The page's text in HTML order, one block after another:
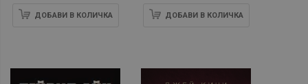
ДОБАВИ В КОЛИЧКА ДОБАВИ В КОЛИЧКА